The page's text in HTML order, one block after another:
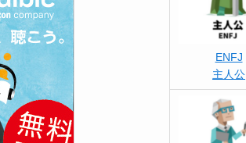
ENFJ
主人公